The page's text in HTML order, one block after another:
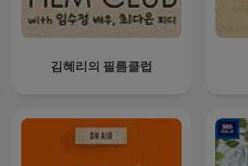
김혜리의 필름클럽